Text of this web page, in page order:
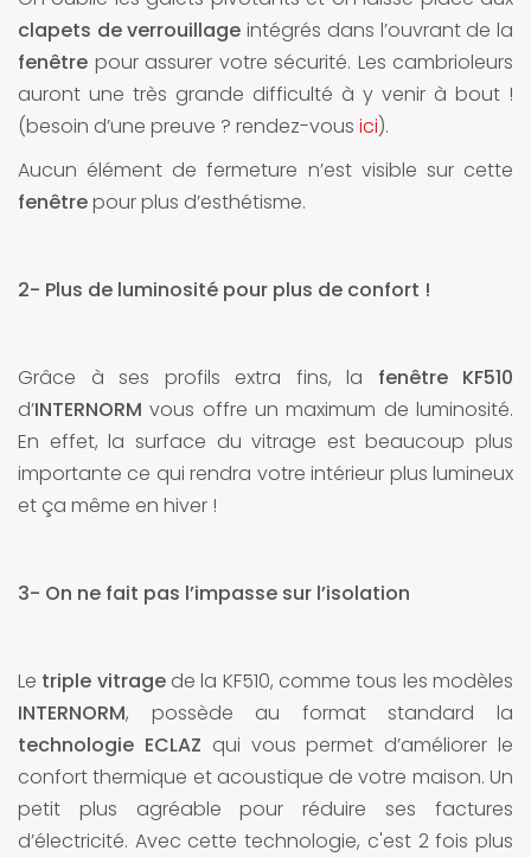
clapets de verrouillage intégrés dans l’ouvrant de la
fenêtre pour assurer votre sécurité. Les cambrioleurs
auront une très grande difficulté à y venir à bout !
(besoin d’une preuve ? rendez-vous ici).
Aucun élément de fermeture n’est visible sur cette
fenêtrepour plus d’esthétisme.
2- Plus de luminosité pour plus de confort !
Grâce à ses profils extra fins, la fenêtre KF510
d’INTERNORM vous offre un maximum de luminosité.
En effet, la surface du vitrage est beaucoup plus
importante ce qui rendra votre intérieur plus lumineux
et ça même en hiver !
3- On ne fait pas l’impasse sur l’isolation
Le triple vitragede la KF510, comme tous les modèles
INTERNORM, possède au format standard la
technologie ECLAZ qui vous permet d’améliorer le
confort thermique et acoustique de votre maison. Un
petit plus agréable pour réduire ses factures
d’électricité. Avec cette technologie, c'est 2 fois plus